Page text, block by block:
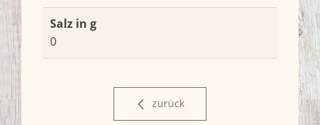
Salz in g
0
zurück